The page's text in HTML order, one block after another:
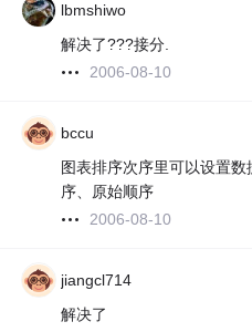
lbmshiwo
解决了???接分.
2006-08-10
bccu
图表排序次序里可以设置
序、原始顺序
2006-08-10
jiangcl714
解决了